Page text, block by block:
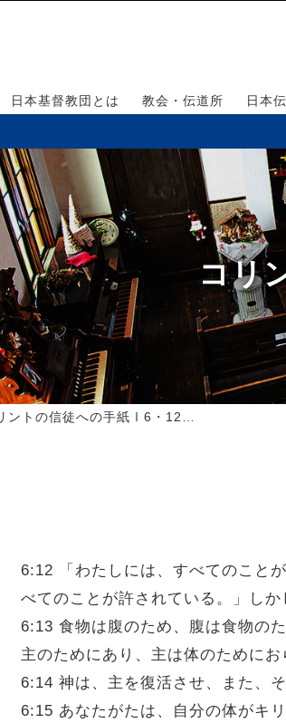
日本基督教団とは 教会・伝道所 日本
コリ
コリントの信徒への手紙Ⅰ6・12～20
6:12 「わたしには、すべてのこと
べてのことが許されている。」し
6:13 食物は腹のため、腹は食物の
主のためにあり、主は体のためにお
6:14 神は、主を復活させ、また、
6:15 あなたがたは、自分の体がキ